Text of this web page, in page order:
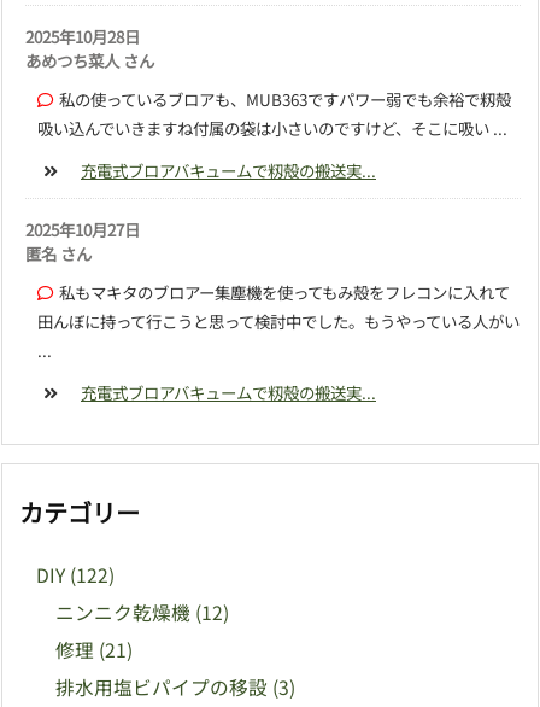
2025年10月28日
あめつち菜人 さん
私の使っているブロアも、MUB363ですパワー弱でも余裕で籾殻
吸い込んでいきますね付属の袋は小さいのですけど、そこに吸い ...
充電式ブロアバキュームで籾殻の搬送実...
2025年10月27日
匿名 さん
私もマキタのブロアー集塵機を使ってもみ殻をフレコンに入れて
田んぼに持って行こうと思って検討中でした。もうやっている人がい
...
充電式ブロアバキュームで籾殻の搬送実...
カテゴリー
DIY (122)
ニンニク乾燥機 (12)
修理 (21)
排水用塩ビパイプの移設 (3)